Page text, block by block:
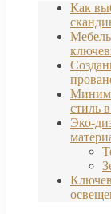
Как
стиль
Эко-